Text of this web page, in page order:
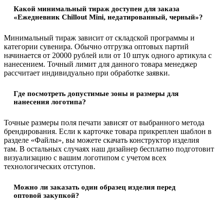
Какой минимальный тираж доступен для заказа
«Ежедневник Chillout Mini, недатированный, черный»?
Минимальный тираж зависит от складской программы и
категории сувенира. Обычно отгрузка оптовых партий
начинается от 20000 рублей или от 10 штук одного артикула с
нанесением. Точный лимит для данного товара менеджер
рассчитает индивидуально при обработке заявки.
Где посмотреть допустимые зоны и размеры для
нанесения логотипа?
Точные размеры поля печати зависят от выбранного метода
брендирования. Если к карточке товара прикреплен шаблон в
разделе «Файлы», вы можете скачать конструктор изделия
там. В остальных случаях наш дизайнер бесплатно подготовит
визуализацию с вашим логотипом с учетом всех
технологических отступов.
Можно ли заказать один образец изделия перед
оптовой закупкой?